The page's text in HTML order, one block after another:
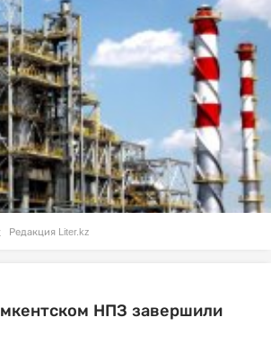
Редакция Liter.kz
НПЗ завершили